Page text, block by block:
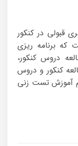
قبولی در کنکور
که برنامه ریزی
دروس کنکور،
کنکور و دروس
آموزش تست زنی